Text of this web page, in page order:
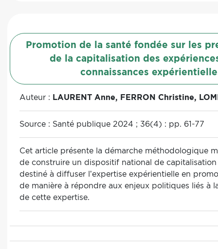
Promotion de la santé fondée sur les
de la capitalisation des
connaissances
Auteur : LAURENT Anne, FERRON Christine,
Source : Santé publique 2024 ; 36(4) : pp. 61-77
Cet article présente la démarche méthodologique
de construire un dispositif national de capitalisation
destiné à diffuser l’expertise expérientielle en
de manière à répondre aux enjeux politiques liés à
de cette expertise.